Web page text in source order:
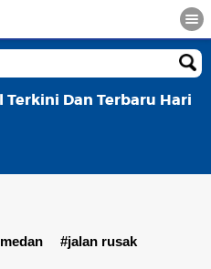
Dan Terbaru Hari
#jalan rusak